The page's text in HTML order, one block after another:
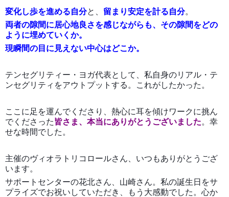
変化し歩を進める自分と、 留まり安定を計る自分。
両者の隙間に居心地良さを感じながらも、その隙間をどの
ように埋めていくか。
現瞬間の目に見えない中心はどこか。
テンセグリティー・ヨガ代表として、私自身のリアル・テ
ンセグリティをアウトプットする。これがしたかった。
ここに足を運んでくださり、熱心に耳を傾けワークに挑ん
でくださった皆さま、本当にありがとうございました。幸
せな時間でした。
主催のヴィオラトリコロールさん、いつもありがとうござ
います。
サポートセンターの花北さん、山崎さん。私の誕生日をサ
プライズでお祝いしていただき、もう大感動でした。心か